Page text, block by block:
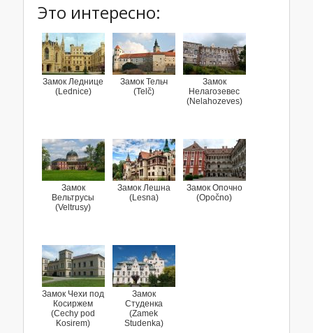
Это интересно:
Замок Леднице
(Lednice)
Замок Тельч
(Telč)
Замок
Нелагозевес
(Nelahozeves)
Замок
Вельтрусы
(Veltrusy)
Замок Лешна
(Lesna)
Замок Опочно
(Opočno)
Замок Чехи под
Косиржем
(Cechy pod
Kosirem)
Замок
Студенка
(Zamek
Studenka)